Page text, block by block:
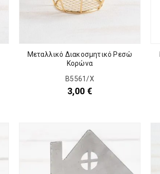
Μεταλλικό Διακοσμητικό Ρεσώ
Κορώνα
Β5561/Χ
3,00 €